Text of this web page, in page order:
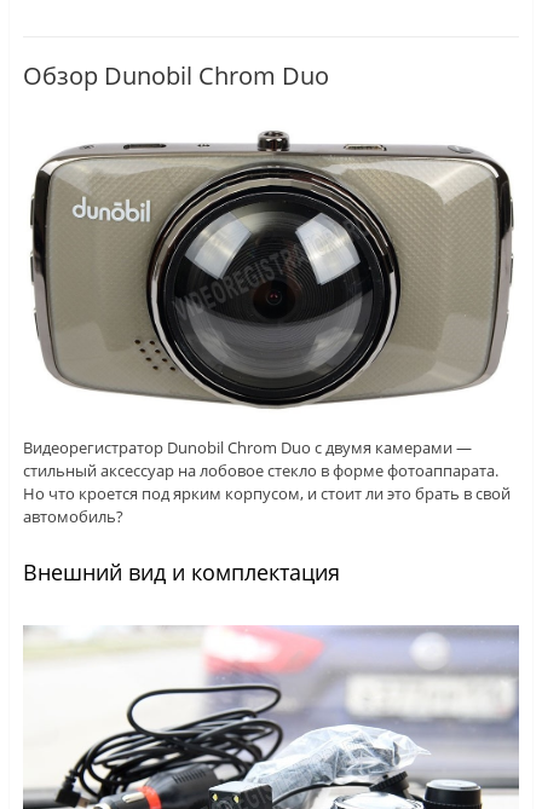
Обзор Dunobil Chrom Duo
Видеорегистратор Dunobil Chrom Duo с двумя камерами —
стильный аксессуар на лобовое стекло в форме фотоаппарата.
Но что кроется под ярким корпусом, и стоит ли это брать в свой
автомобиль?
Внешний вид и комплектация